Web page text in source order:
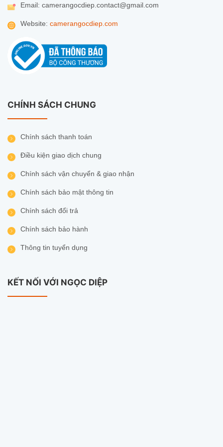
– 1 đổi 1 trong vòng 7 ngày nếu sản phẩm có lỗi
THÔNG TIN LIÊN HỆ:
CAMERA NGỌC DIỆP – CHẤT LƯỢNG LÀ SỐ 1
Hotline: 02822.23.53.21
Email: camerangocdiep.contact@gmail.com
Website: camerangocdiep.com
CHÍNH SÁCH CHUNG
Chính sách thanh toán
Điều kiện giao dịch chung
Chính sách vận chuyển & giao nhận
Chính sách bảo mật thông tin
Chính sách đổi trả
Chính sách bảo hành
Thông tin tuyển dụng
KẾT NỐI VỚI NGỌC DIỆP